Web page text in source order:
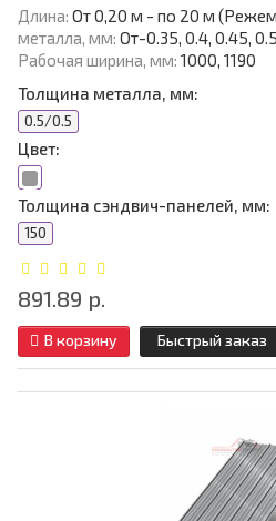
Длина: От 0,20 м - по 20 м
металла, мм: От-0.35, 0.4, 0.45,
Рабочая ширина, мм: 1000, 1190
Толщина металла, мм:
0.5/0.5
Цвет:
Толщина сэндвич-панелей, мм:
150
891.89 р.
В корзину Быстрый заказ